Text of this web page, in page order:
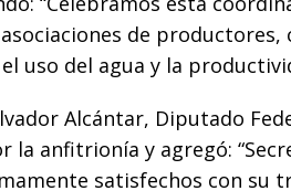
de
uso del agua y la
Alcántar, Diputado
la anfitrionía y agregó:
satisfechos con su